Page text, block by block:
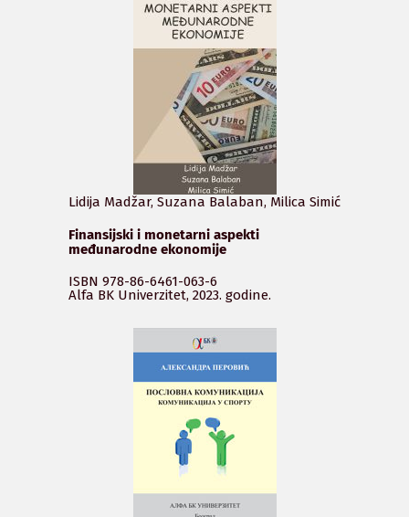
Lidija Madžar, Suzana Balaban, Milica Simić
Finansijski i monetarni aspekti
međunarodne ekonomije
ISBN 978-86-6461-063-6
Alfa BK Univerzitet, 2023. godine.